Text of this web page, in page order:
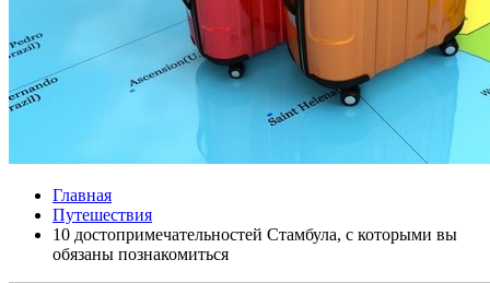
Главная
Путешествия
10 достопримечательностей Стамбула, с которыми вы
обязаны познакомиться